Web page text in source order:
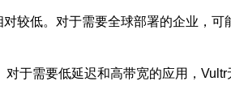
较低。对于需要全球部署的企业，可
于需要低延迟和高带宽的应用，